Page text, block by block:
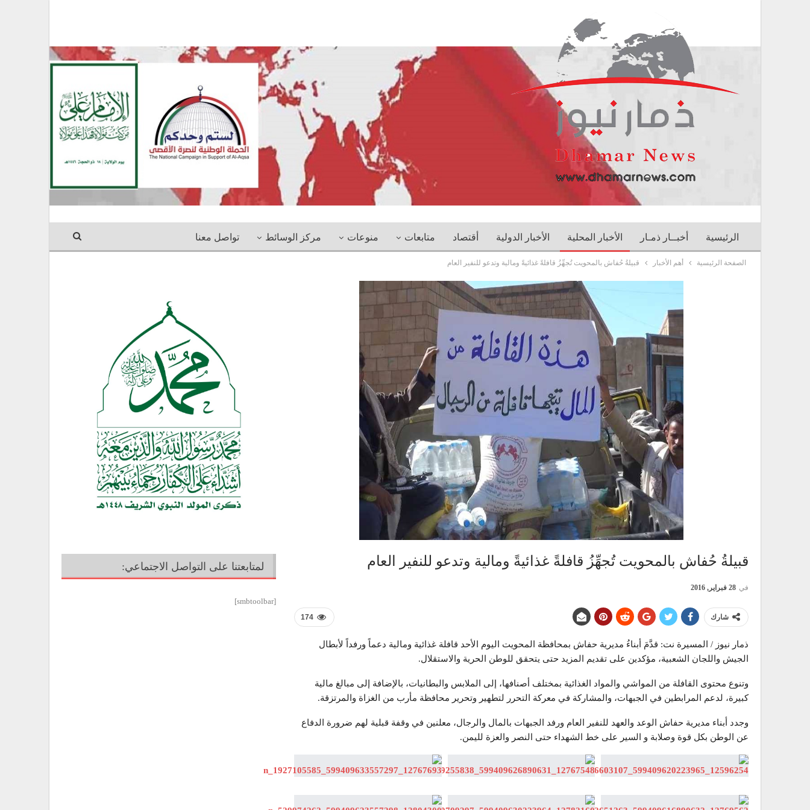
الرئيسية أخبــار ذمـار الأخبار المحلية الأخبار الدولية أقتصاد متابعات منوعات مركز الوسائط تواصل معنا
الصفحة الرئيسية أهم الأخبار قبيلةُ حُفاش بالمحويت تُجهِّزُ قافلةً غذائيةً ومالية وتدعو للنفير العام
قبيلةُ حُفاش بالمحويت تُجهِّزُ قافلةً غذائيةً ومالية وتدعو للنفير العام
في 28 فبراير, 2016
174 شارك
ذمار نيوز / المسيرة نت: قدَّمَ أبناءُ مديرية حفاش بمحافظة المحويت اليوم الأحد قافلة غذائية ومالية دعماً ورفداً لأبطال
الجيش واللجان الشعبية، مؤكدين على تقديم المزيد حتى يتحقق للوطن الحرية والاستقلال.
وتنوع محتوى القافلة من المواشي والمواد الغذائية بمختلف أصنافها، إلى الملابس والبطانيات، بالإضافة إلى مبالغ مالية
كبيرة، لدعم المرابطين في الجبهات، والمشاركة في معركة التحرر لتطهير وتحرير محافظة مأرب من الغزاة والمرتزقة.
وجدد أبناء مديرية حفاش الوعد والعهد للنفير العام ورفد الجبهات بالمال والرجال، معلنين في وقفة قبلية لهم ضرورة الدفاع
عن الوطن بكل قوة وصلابة و السير على خط الشهداء حتى النصر والعزة لليمن.
لمتابعتنا على التواصل الاجتماعي:
[smbtoolbar]